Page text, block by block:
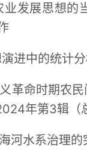
发展思想的
进中的统计
革命时期农
年第3辑（
河水系治理